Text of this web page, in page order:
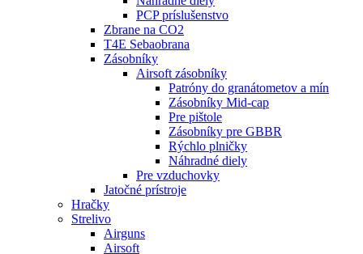
PCP príslušenstvo
Zbrane na CO2
T4E Sebaobrana
Zásobníky
Airsoft zásobníky
Patróny do granátometov a mín
Zásobníky Mid-cap
Pre pištole
Zásobníky pre GBBR
Rýchlo plničky
Náhradné diely
Pre vzduchovky
Jatočné prístroje
Hračky
Strelivo
Airguns
Airsoft